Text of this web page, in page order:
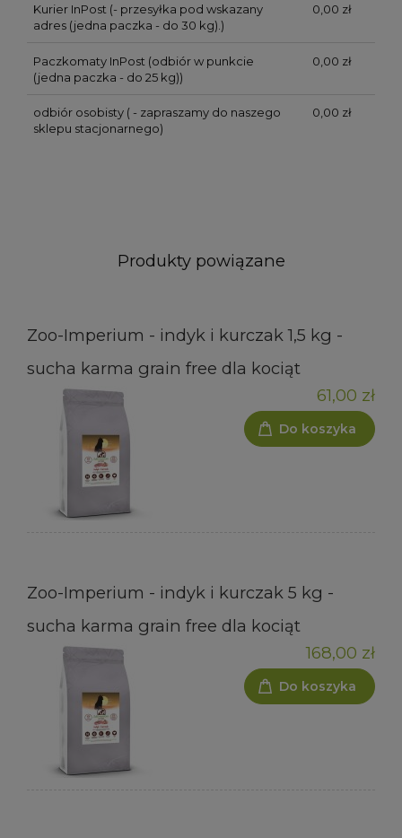
Kurier InPost (- przesyłka pod wskazany
adres (jedna paczka - do 30 kg).)
0,00 zł
Paczkomaty InPost (odbiór w punkcie
(jedna paczka - do 25 kg))
0,00 zł
odbiór osobisty( - zapraszamy do naszego
sklepu stacjonarnego)
0,00 zł
Produkty powiązane
Zoo-Imperium - indyk i kurczak 1,5 kg -
sucha karma grain free dla kociąt
61,00 zł
Do koszyka
Zoo-Imperium - indyk i kurczak 5 kg -
sucha karma grain free dla kociąt
168,00 zł
Do koszyka